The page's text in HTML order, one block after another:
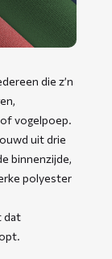
die z’n
vogelpoep.
uit drie
binnenzijde,
polyester
dat